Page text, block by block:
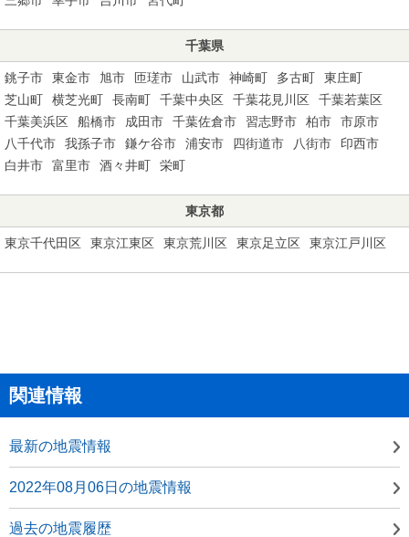
千葉県
銚子市 東金市 旭市 匝瑳市 山武市 神崎町 多古町
東庄町
芝山町
横芝光町 長南町 千葉中央区 千葉花見川区
千葉若葉区
千葉美浜区
船橋市 成田市 千葉佐倉市 習志野市 柏市
市原市
八千代市
我孫子市 鎌ケ谷市 浦安市 四街道市 八街市
印西市
白井市
富里市 酒々井町 栄町
東京都
東京千代田区 東京江東区 東京荒川区 東京足立区 東京江戸川区
関連情報
最新の地震情報
2022年08月06日の地震情報
過去の地震履歴